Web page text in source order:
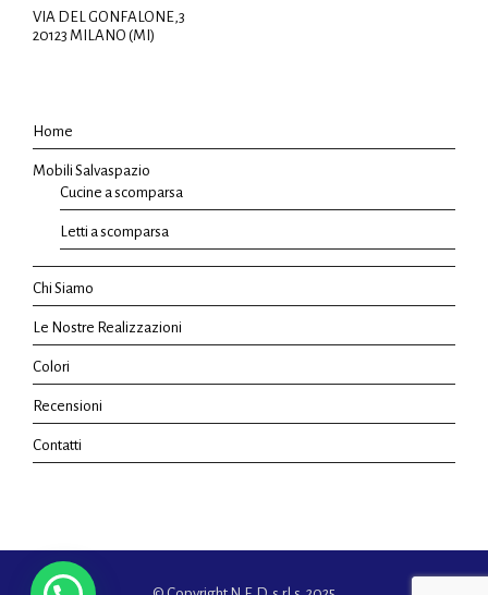
VIA DEL GONFALONE,3
20123 MILANO (MI)
Home
Mobili Salvaspazio
Cucine a scomparsa
Letti a scomparsa
Chi Siamo
Le Nostre Realizzazioni
Colori
Recensioni
Contatti